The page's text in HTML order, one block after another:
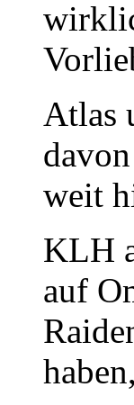
Atlas
weit
KLH
auf